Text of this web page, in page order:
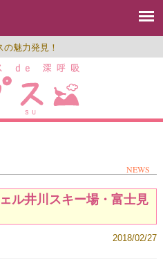
の魅力発見！
NEWS
ル井川スキー場・富士見
2018/02/27